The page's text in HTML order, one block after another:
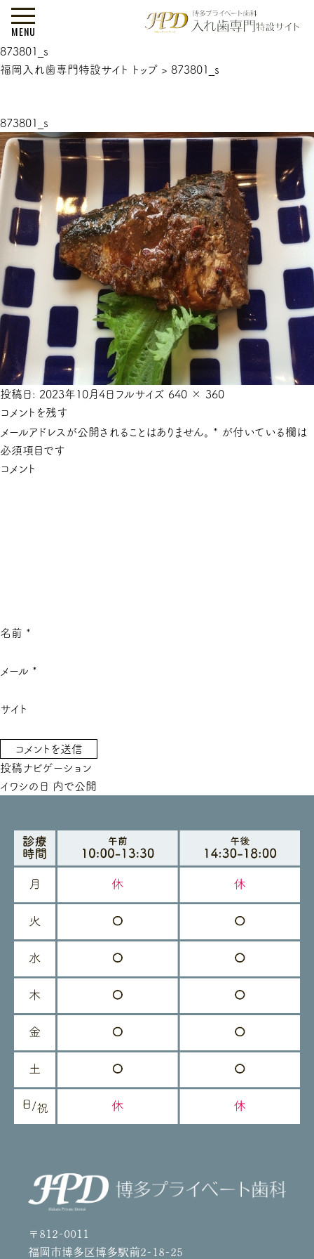
MENU
873801_s
福岡入れ歯専門特設サイト トップ > 873801_s
873801_s
投稿日: 2023年10月4日 フルサイズ 640 × 360
コメントを残す
メールアドレスが公開されることはありません。
* が付いている欄は
必須項目です
コメント
名前 *
メール *
サイト
投稿ナビゲーション
イワシの日 内で公開
〒812-0011
福岡市博多区博多駅前2-18-25